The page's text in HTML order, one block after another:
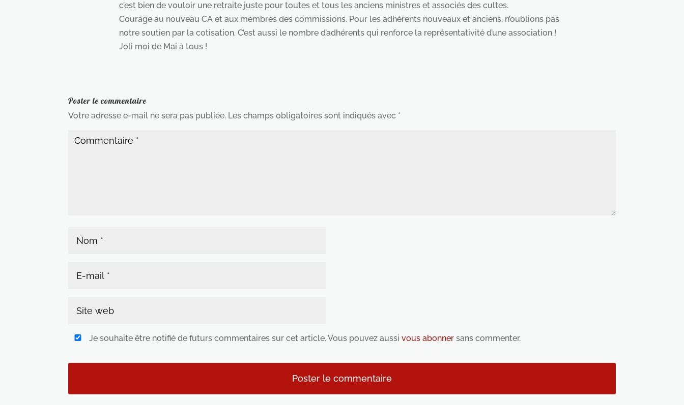
c’est bien de vouloir une retraite juste pour toutes et tous les anciens ministres et associés des cultes.
Courage au nouveau CA et aux membres des commissions. Pour les adhérents nouveaux et anciens, n’oublions pas
notre soutien par la cotisation. C’est aussi le nombre d’adhérents qui renforce la représentativité d’une association !
Joli moi de Mai à tous !
Poster le commentaire
Votre adresse e-mail ne sera pas publiée. Les champs obligatoires sont indiqués avec *
Je souhaite être notifié de futurs commentaires sur cet article. Vous pouvez aussivous abonner sans commenter.